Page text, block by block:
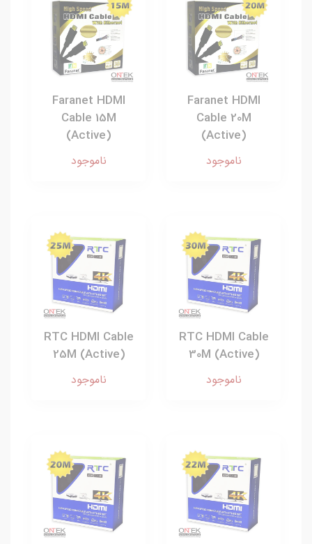
Faranet HDMI
Cable 20M
(Active)
ناموجود
Faranet HDMI
Cable 15M
(Active)
ناموجود
RTC HDMI Cable
30M (Active)
ناموجود
RTC HDMI Cable
25M (Active)
ناموجود